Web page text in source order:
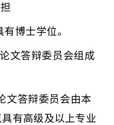
博士学位。
文答辩委员会组成
文答辩委员会由本
有高级及以上专业